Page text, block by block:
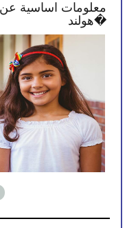
النصائح تمكنك بأن
طفلك